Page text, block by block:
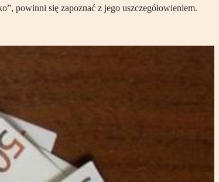
powinni się zapoznać z jego uszczegółowieniem.